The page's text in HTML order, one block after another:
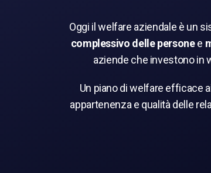
Oggi il welfare aziendale è un
complessivo delle personee
aziende che investono in
Un piano di welfare efficace
appartenenza e qualità delle